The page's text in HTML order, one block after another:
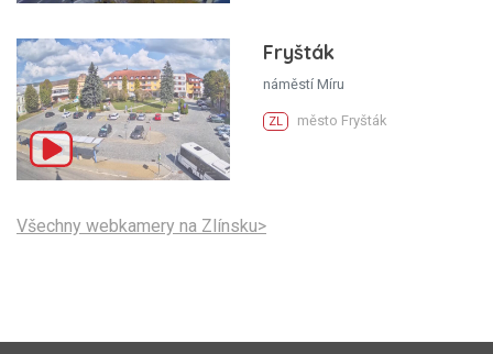
Fryšták
náměstí Míru
ZL město Fryšták
Všechny webkamery na Zlínsku>